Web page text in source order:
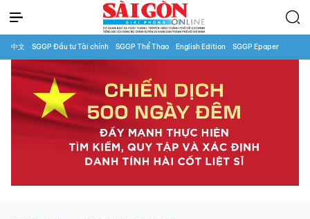
中文 SGGP Đầu tư Tài chính SGGP Thể Thao English Edition SGGP Epaper